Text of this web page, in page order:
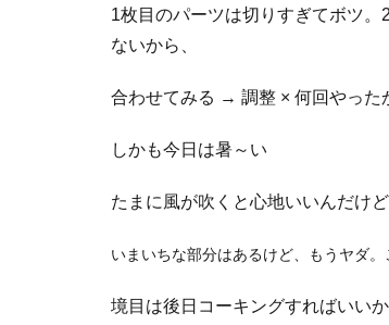
1枚目のパーツは切りすぎてボツ
ないから、
合わせてみる → 調整 × 何回やった
しかも今日は暑～い
たまに風が吹くと心地いいんだけ
いまいちな部分はあるけど、もうヤダ。
境目は後日コーキングすればいいか